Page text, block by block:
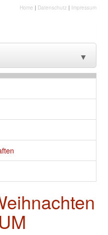
Home | Datenschutz | Impressum
▼